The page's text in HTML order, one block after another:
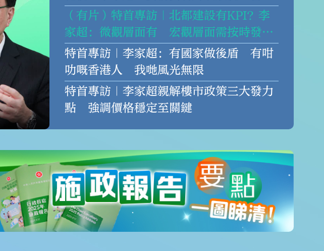
不會動
（有片）特首專訪｜北都建設有KPI？李
家超：微觀層面有 宏觀層面需按時發
展 拒做「KPI奴隸」
特首專訪｜李家超：有國家做後盾 有咁
叻嘅香港人 我哋風光無限
特首專訪｜李家超親解樓市政策三大發力
點 強調價格穩定至關鍵